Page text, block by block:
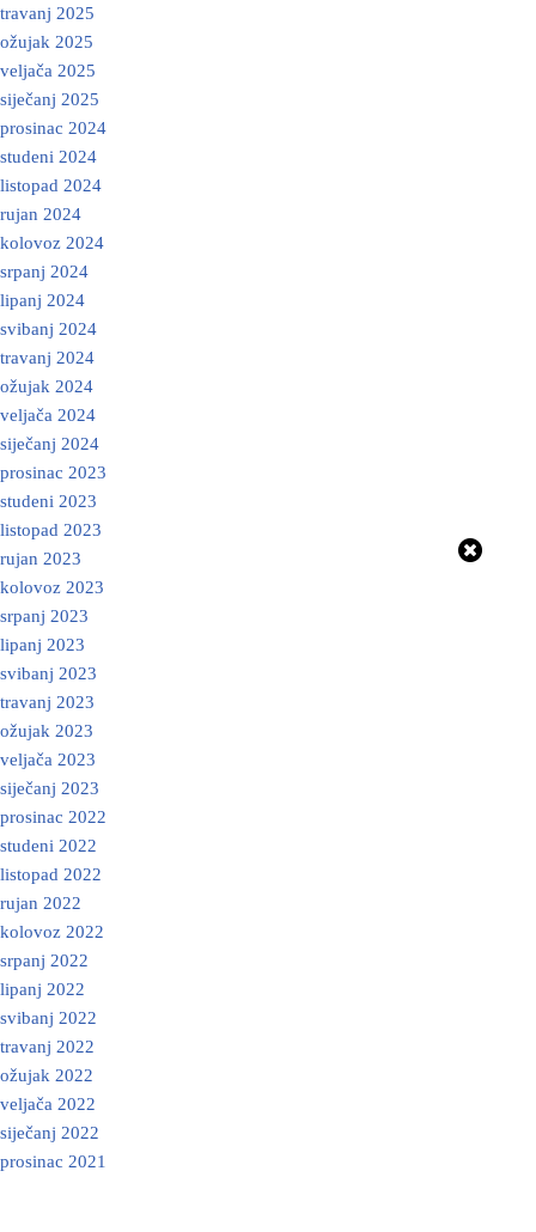
travanj 2025
ožujak 2025
veljača 2025
siječanj 2025
prosinac 2024
studeni 2024
listopad 2024
rujan 2024
kolovoz 2024
srpanj 2024
lipanj 2024
svibanj 2024
travanj 2024
ožujak 2024
veljača 2024
siječanj 2024
prosinac 2023
studeni 2023
listopad 2023
rujan 2023
kolovoz 2023
srpanj 2023
lipanj 2023
svibanj 2023
travanj 2023
ožujak 2023
veljača 2023
siječanj 2023
prosinac 2022
studeni 2022
listopad 2022
rujan 2022
kolovoz 2022
srpanj 2022
lipanj 2022
svibanj 2022
travanj 2022
ožujak 2022
veljača 2022
siječanj 2022
prosinac 2021